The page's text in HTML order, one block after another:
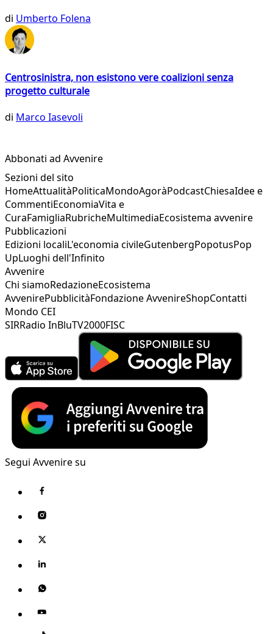
di Umberto Folena
Centrosinistra, non esistono vere coalizioni senza
progetto culturale
di Marco Iasevoli
Abbonati ad Avvenire
Sezioni del sito
HomeAttualitàPoliticaMondoAgoràPodcastChiesaIdee e
CommentiEconomiaVita e
CuraFamigliaRubricheMultimediaEcosistema avvenire
Pubblicazioni
Edizioni localiL'economia civileGutenbergPopotusPop
UpLuoghi dell'Infinito
Avvenire
Chi siamoRedazioneEcosistema
AvvenirePubblicitàFondazione AvvenireShopContatti
Mondo CEI
SIRRadio InBluTV2000FISC
Segui Avvenire su